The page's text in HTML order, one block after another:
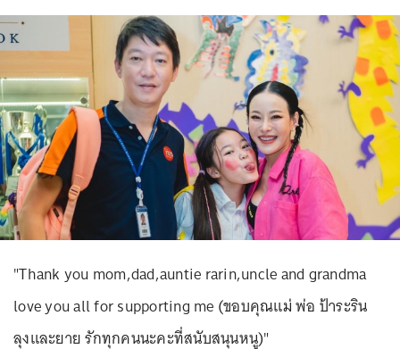
"Thank you mom,dad,auntie rarin,uncle and grandma
love you all for supporting me (ขอบคุณแม่ พ่อ ป้าระริน
ลุงและยาย รักทุกคนนะคะที่สนับสนุนหนู)"